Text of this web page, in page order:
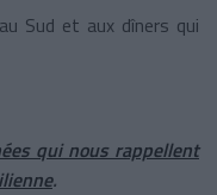
Sud et aux dîners qui
qui nous rappellent
.